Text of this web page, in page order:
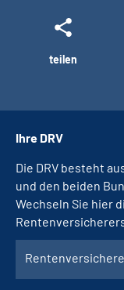
teilen
Ihre DRV
Die DRV besteht
und den beiden
Wechseln Sie hier